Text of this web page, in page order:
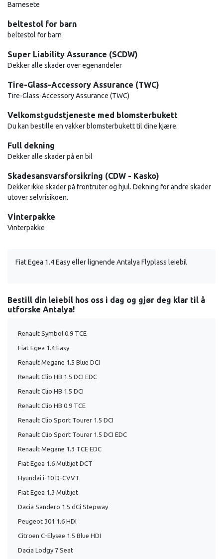
Barnesete
beltestol for barn
beltestol for barn
Super Liability Assurance (SCDW)
Dekker alle skader over egenandeler
Tire-Glass-Accessory Assurance (TWC)
Tire-Glass-Accessory Assurance (TWC)
Velkomstgudstjeneste med blomsterbukett
Du kan bestille en vakker blomsterbukett til dine kjære.
Full dekning
Dekker alle skader på en bil
Skadesansvarsforsikring (CDW - Kasko)
Dekker ikke skader på frontruter og hjul. Dekning for andre skader
utover selvrisikoen.
Vinterpakke
Vinterpakke
Fiat Egea 1.4 Easy eller lignende Antalya Flyplass leiebil
Bestill din leiebil hos oss i dag og gjør deg klar til å
utforske Antalya!
Renault Symbol 0.9 TCE
Fiat Egea 1.4 Easy
Renault Megane 1.5 Blue DCI
Renault Clio HB 1.5 DCI EDC
Renault Clio HB 1.5 DCI
Renault Clio HB 0.9 TCE
Renault Clio Sport Tourer 1.5 DCI
Renault Clio Sport Tourer 1.5 DCI EDC
Renault Megane 1.3 TCE EDC
Fiat Egea 1.6 Multijet DCT
Hyundai i-10 D-CVVT
Fiat Egea 1.3 Multijet
Dacia Sandero 1.5 dCi Stepway
Peugeot 301 1.6 HDI
Citroen C-Elysee 1.5 Blue HDI
Dacia Lodgy 7 Seat